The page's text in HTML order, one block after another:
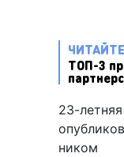
ТОП-3
23-
ником